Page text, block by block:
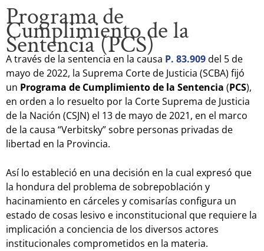
Programa de
Cumplimiento de la
Sentencia (PCS)
A través de la sentencia en la causa P. 83.909del 5 de
mayo de 2022, la Suprema Corte de Justicia (SCBA) fijó
un Programa de Cumplimiento de la Sentencia (PCS),
en orden a lo resuelto por la Corte Suprema de Justicia
de la Nación (CSJN) el 13 de mayo de 2021, en el marco
de la causa “Verbitsky” sobre personas privadas de
libertad en la Provincia.
Así lo estableció en una decisión en la cual expresó que
la hondura del problema de sobrepoblación y
hacinamiento en cárceles y comisarías configura un
estado de cosas lesivo e inconstitucional que requiere la
implicación a conciencia de los diversos actores
institucionales comprometidos en la materia.